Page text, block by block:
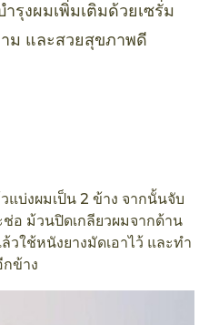
รุงผมเพิ่มเติมด้วยเซรั่ม
ม และสวยสุขภาพดี
แบ่งผมเป็น 2 ข้าง จากนั้นจับ
อ ม้วนปิดเกลียวผมจากด้าน
วใช้หนังยางมัดเอาไว้ และทำ
ข้าง